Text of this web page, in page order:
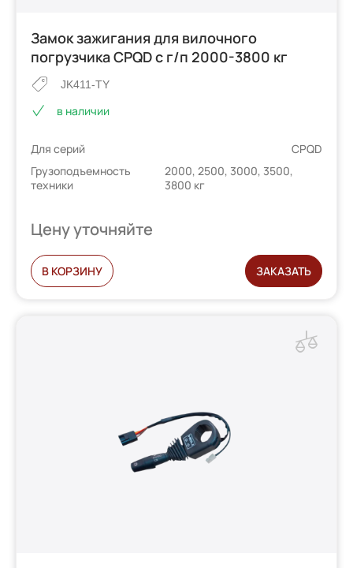
Замок зажигания для вилочного
погрузчика CPQD с г/п 2000-3800 кг
JK411-TY
в наличии
Для серий
CPQD
Грузоподъемность
техники
2000, 2500, 3000, 3500,
3800 кг
Цену уточняйте
В КОРЗИНУ ЗАКАЗАТЬ